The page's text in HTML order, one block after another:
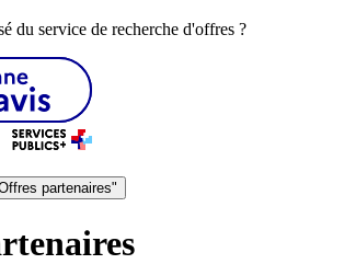
du service de recherche d'offres ?
partenaires"